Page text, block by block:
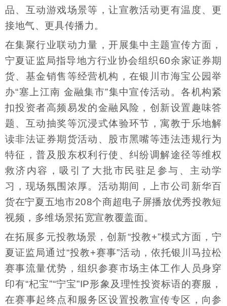
品、互动游戏场景等，让宣教活动更有温度、更
接地气、更具传播力。
在集聚行业联动力量，开展集中主题宣传方面，
宁夏证监局指导地方行业协会组织60余家证券期
货、基金销售等经营机构，在银川市海宝公园举
办“塞上江南 金融集市”集中宣传活动。各机构紧
扣投资者高频易发的金融风险，创新设置趣味答
题、互动抽奖等沉浸式体验环节，寓教于乐地解
读非法证券期货活动、股市黑嘴等违法违规行为
特征，普及股东权利行使、纠纷调解途径等维权
救济内容，吸引了大批市民驻足参与、主动学
习，现场氛围浓厚。活动期间，上市公司新华百
货在宁夏五地市208个商超电子屏播放优秀投教短
视频，多维场景拓宽宣教覆盖面。
在拓展多元投教场景，创新“投教+”模式方面，宁
夏证监局通过“投教+赛事”活动，依托银川马拉松
赛事流量优势，组织参赛市场主体工作人员身穿
印有“杞宝”“宁宝”IP形象及理性投资标语的赛服，
在赛事起终点和服务区设置投教宣传专区，向参